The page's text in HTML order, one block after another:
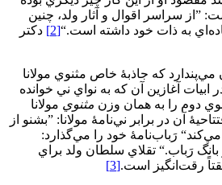
”از سراسر اقوال و آثار ولد، چنين
به ذات خود داشته است.“[2]
دكتر
كه جاذبۀ خاص مثنوي مولانا
آغازين آن كه به نواي ني خوانده
دوم را به همان وزن مثنوي مولانا
آن در برابر ني‌نامۀ مولانا: ”بشنو از
رَباب‌نامۀ خود را مي‌گذارد:
بانگ رَباب.“ تقلاي سلطان ولد براي
رقت‌انگيز است.[3]